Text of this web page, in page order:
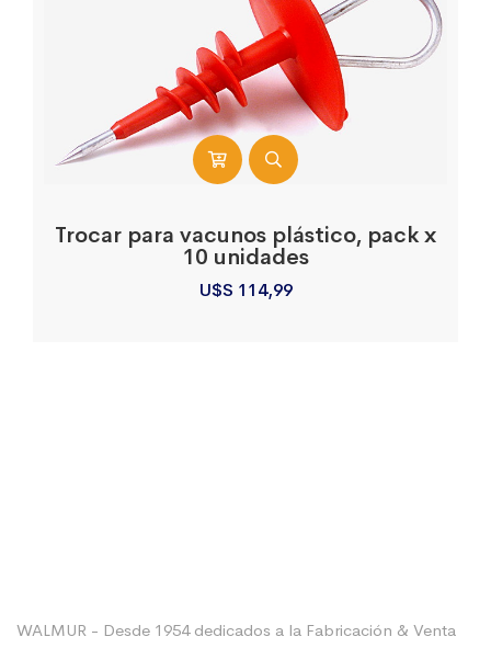
Trocar para vacunos plástico, pack x
10 unidades
U$S 114,99
WALMUR - Desde 1954 dedicados a la Fabricación & Venta